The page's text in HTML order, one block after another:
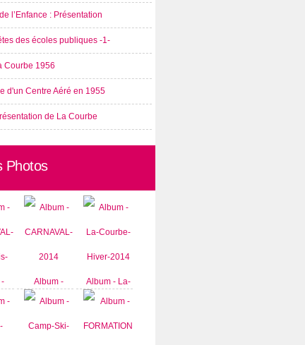
l’Enfance : Présentation
des écoles publiques -1-
Courbe 1956
d'un Centre Aéré en 1955
de La Courbe
Photos
- Album -
CARNAVAL-
2014
Album - La-
Courbe-
Hiver-2014